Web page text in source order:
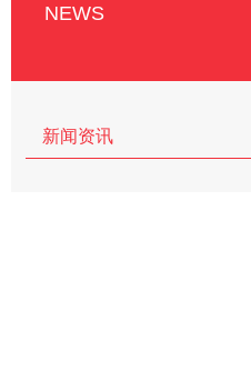
NEWS
新闻资讯